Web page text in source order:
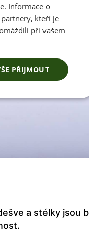
a stélky jsou
ENGLISH
Informace o
kteří je
při vašem
PŘIJMOUT